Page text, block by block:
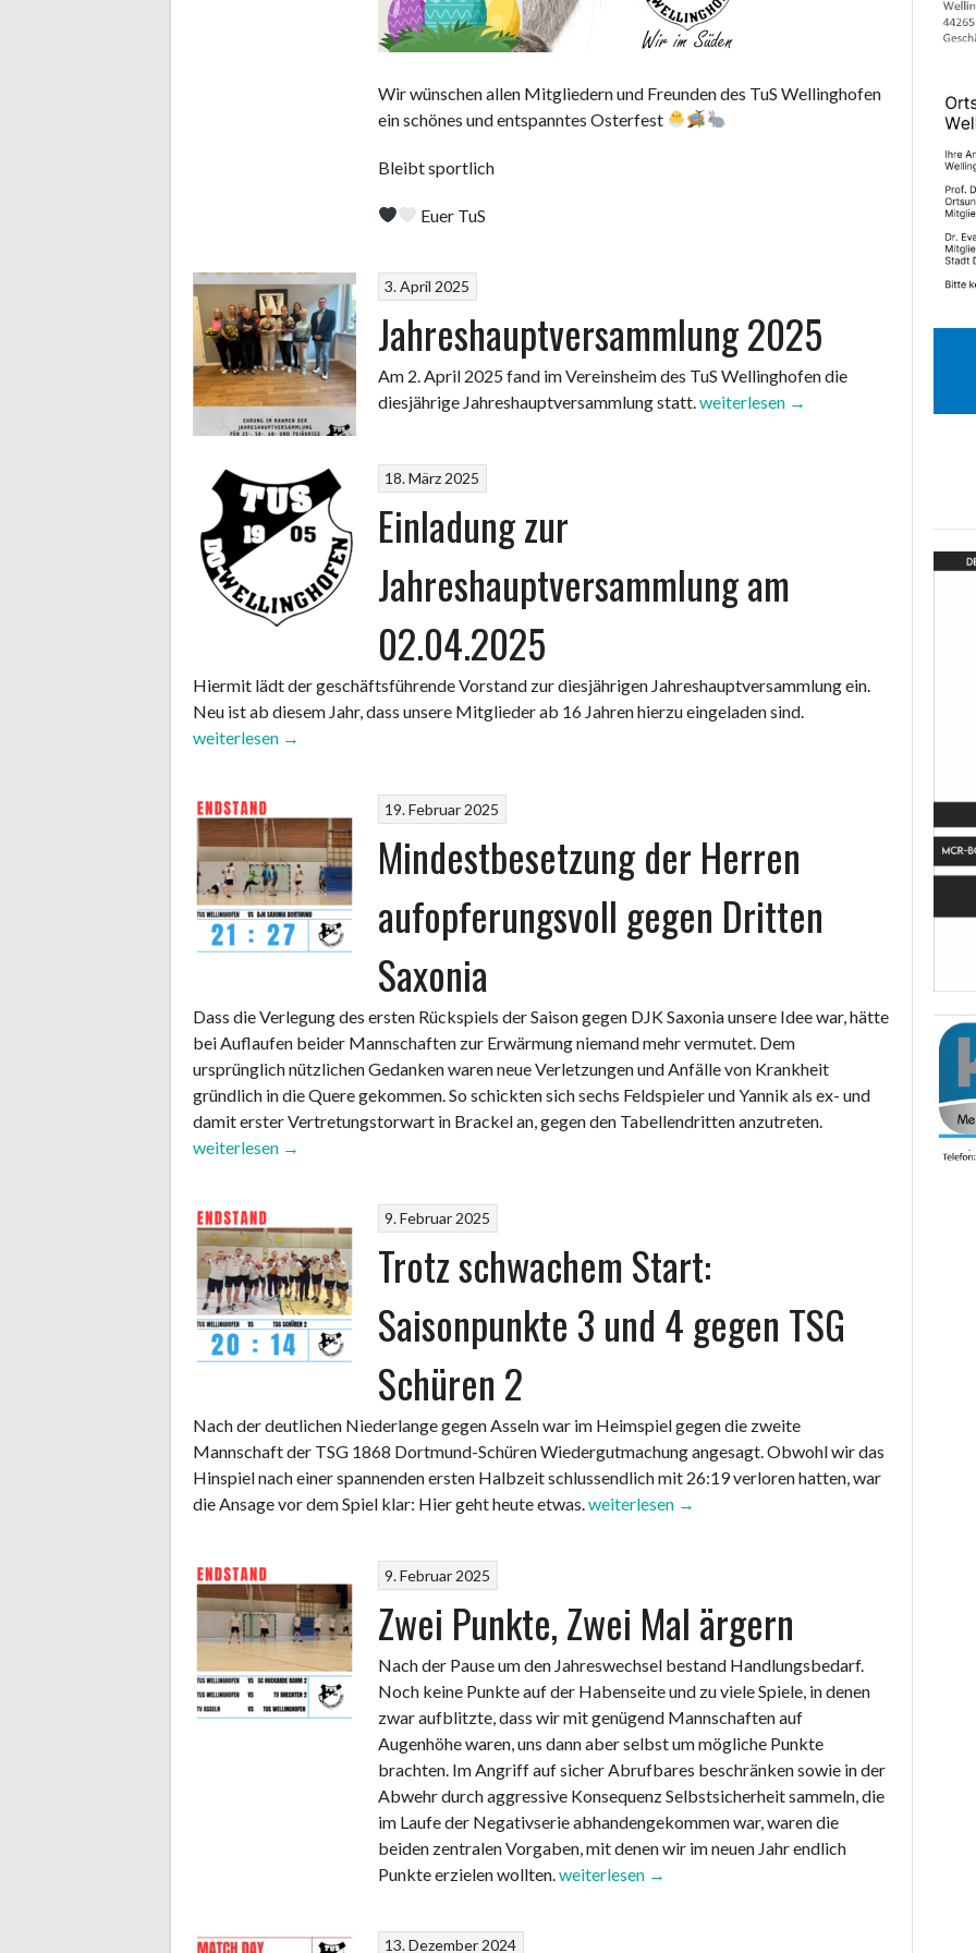
Wir wünschen allen Mitgliedern und Freunden des TuS Wellinghofen
ein schönes und entspanntes Osterfest
Bleibt sportlich
Euer TuS
3. April 2025
Jahreshauptversammlung 2025
Am 2. April 2025 fand im Vereinsheim des TuS Wellinghofen die
diesjährige Jahreshauptversammlung statt.„Jahreshauptversammlung
weiterlesen →
18. März 2025
Einladung zur
Jahreshauptversammlung am
02.04.2025
Hiermit lädt der geschäftsführende Vorstand zur diesjährigen Jahreshauptversammlung ein.
Neu ist ab diesem Jahr, dass unsere Mitglieder ab 16 Jahren hierzu eingeladen sind.
weiterlesen →
19. Februar 2025
Mindestbesetzung der Herren
aufopferungsvoll gegen Dritten
Saxonia
Dass die Verlegung des ersten Rückspiels der Saison gegen DJK Saxonia unsere Idee war, hätte
bei Auflaufen beider Mannschaften zur Erwärmung niemand mehr vermutet. Dem
ursprünglich nützlichen Gedanken waren neue Verletzungen und Anfälle von Krankheit
gründlich in die Quere gekommen. So schickten sich sechs Feldspieler und Yannik als ex- und
damit erster Vertretungstorwart in Brackel an, gegen den Tabellendritten anzutreten.
„Mindestbesetzung
weiterlesen →
9. Februar 2025
Trotz schwachem Start:
Saisonpunkte 3 und 4 gegen TSG
Schüren 2
Nach der deutlichen Niederlange gegen Asseln war im Heimspiel gegen die zweite
Mannschaft der TSG 1868 Dortmund-Schüren Wiedergutmachung angesagt. Obwohl wir das
Hinspiel nach einer spannenden ersten Halbzeit schlussendlich mit 26:19 verloren hatten, war
die Ansage vor dem Spiel klar: Hier geht heute etwas.„Trotz
und
4
gegen
TSG
Schüren
2“
weiterlesen →
9. Februar 2025
Zwei Punkte, Zwei Mal ärgern
Nach der Pause um den Jahreswechsel bestand Handlungsbedarf.
Noch keine Punkte auf der Habenseite und zu viele Spiele, in denen
zwar aufblitzte, dass wir mit genügend Mannschaften auf
Augenhöhe waren, uns dann aber selbst um mögliche Punkte
brachten. Im Angriff auf sicher Abrufbares beschränken sowie in der
Abwehr durch aggressive Konsequenz Selbstsicherheit sammeln, die
im Laufe der Negativserie abhandengekommen war, waren die
beiden zentralen Vorgaben, mit denen wir im neuen Jahr endlich
Punkte erzielen wollten. „Zwei
weiterlesen →
13. Dezember 2024